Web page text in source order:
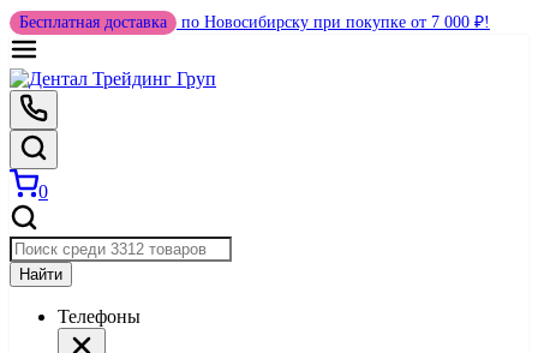
Бесплатная доставка по Новосибирску при покупке от 7 000 ₽!
0
Найти
Телефоны